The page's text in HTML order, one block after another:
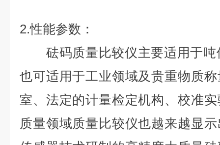
2.性能参数：
砝码质量比较仪主要适用于吨
也可适用于工业领域及贵重物质
室、法定的计量检定机构、校准
质量领域质量比较仪也越来越显